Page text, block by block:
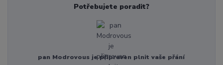
Potřebujete poradit?
pan Modrovous je připraven plnit vaše přání